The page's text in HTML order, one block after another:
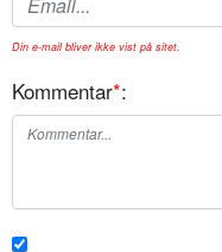
Din e-mail bliver ikke vist på sitet.
Kommentar*: